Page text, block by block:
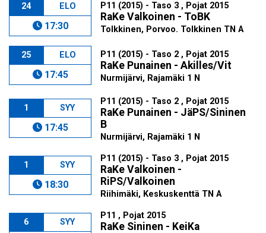
24 ELO
17:30
P11 (2015) - Taso 3 , Pojat 2015
RaKe Valkoinen - ToBK
Tolkkinen, Porvoo. Tolkkinen TN A
25 ELO
17:45
P11 (2015) - Taso 2 , Pojat 2015
RaKe Punainen - Akilles/Vit
Nurmijärvi, Rajamäki 1 N
1 SYY
17:45
P11 (2015) - Taso 2 , Pojat 2015
RaKe Punainen - JäPS/Sininen
B
Nurmijärvi, Rajamäki 1 N
1 SYY
18:30
P11 (2015) - Taso 3 , Pojat 2015
RaKe Valkoinen -
RiPS/Valkoinen
Riihimäki, Keskuskenttä TN A
6 SYY
P11 , Pojat 2015
RaKe Sininen - KeiKa